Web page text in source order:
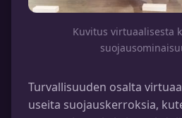
Kuvitus virtuaalisesta
Turvallisuuden osalta
useita suojauskerroksia,